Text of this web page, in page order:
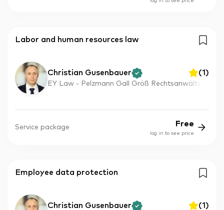
Labor and human resources law
Christian Gusenbauer (1)
EY Law - Pelzmann Gall Größ Rechtsanwälte
Service package Free
log in to see price
Employee data protection
Christian Gusenbauer (1)